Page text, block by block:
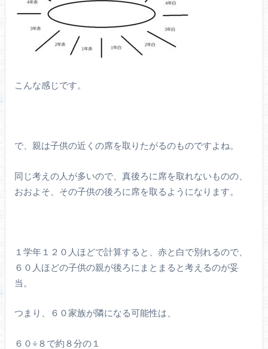
こんな感じです。
で、親は子供の近くの席を取りたがるのものですよね。
同じ考えの人が多いので、真後ろに席を取れないものの、
おおよそ、その子供の後ろに席を取るようになります。
１学年１２０人ほどで計算すると、赤と白で別れるので、
６０人ほどの子供の親が後ろにまとまると考えるのが妥
当。
つまり、６０家族が隣になる可能性は、
６０÷８で約８分の１